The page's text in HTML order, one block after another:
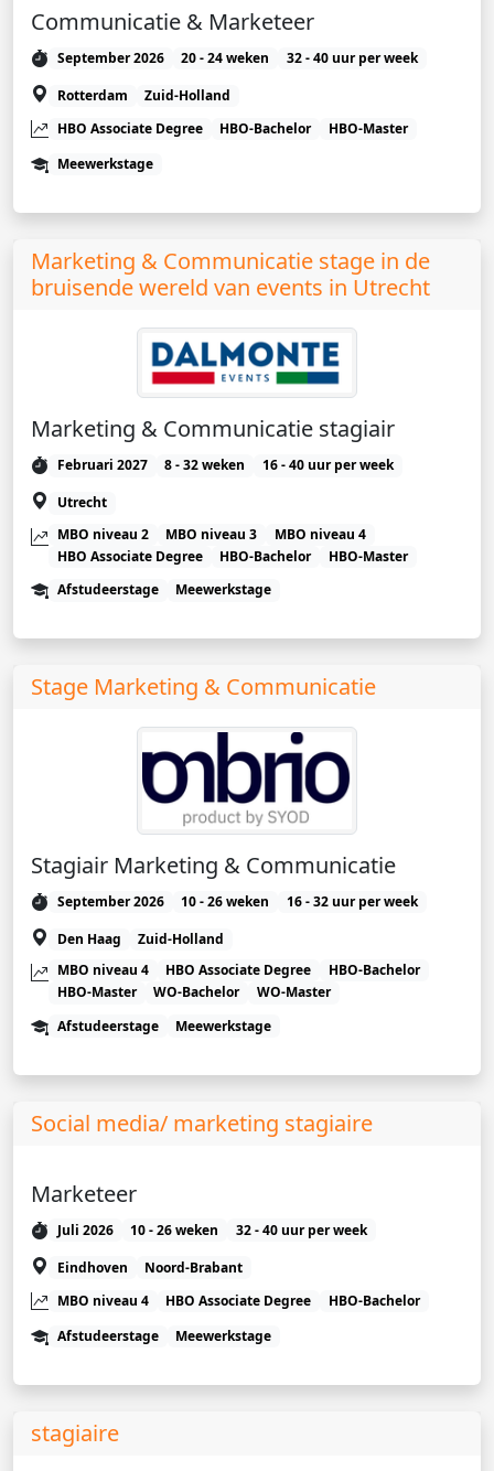
Communicatie & Marketeer
September 2026 20 - 24 weken
32 - 40 uur per week
Rotterdam
Zuid-Holland
HBO Associate Degree
HBO-Bachelor
HBO-Master
Meewerkstage
Marketing & Communicatie stage in de
bruisende wereld van events in Utrecht
Marketing & Communicatie stagiair
Februari 2027 8 - 32 weken
16 - 40 uur per week
Utrecht
MBO niveau 2
MBO niveau 3
MBO niveau 4
HBO Associate Degree
HBO-Bachelor
HBO-Master
Afstudeerstage
Meewerkstage
Stage Marketing & Communicatie
Stagiair Marketing & Communicatie
September 2026 10 - 26 weken
16 - 32 uur per week
Den Haag
Zuid-Holland
MBO niveau 4
HBO Associate Degree
HBO-Bachelor
HBO-Master
WO-Bachelor
WO-Master
Afstudeerstage
Meewerkstage
Social media/ marketing stagiaire
Marketeer
Juli 2026 10 - 26 weken
32 - 40 uur per week
Eindhoven
Noord-Brabant
MBO niveau 4
HBO Associate Degree
HBO-Bachelor
Afstudeerstage
Meewerkstage
stagiaire